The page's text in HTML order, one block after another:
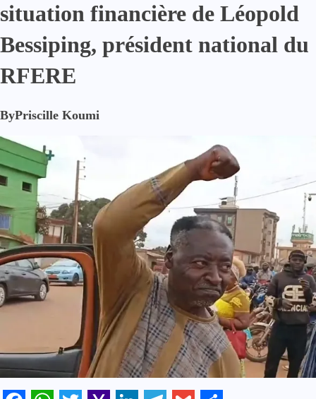
situation financière de Léopold
Bessiping, président national du
RFERE
ByPriscille Koumi